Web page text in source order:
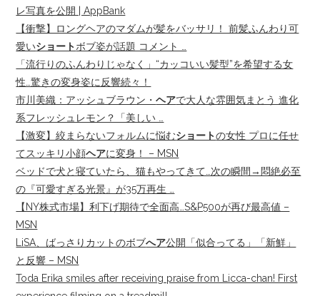
レ写真を公開 | AppBank
【衝撃】ロングヘアのマダムが髪をバッサリ！ 前髪ふんわり可
愛いショートボブ姿が話題 コメント …
「流行りのふんわりじゃなく」“カッコいい髪型”を希望する女
性…驚きの変身姿に反響続々！
市川美織：アッシュブラウン・ヘアで大人な雰囲気まとう 進化
系フレッシュレモン？「美しい …
【激変】絞まらないフォルムに悩むショートの女性 プロに任せ
てスッキリ小顔ヘアに変身！ – MSN
ベッドで犬と寝ていたら、猫もやってきて…次の瞬間→悶絶必至
の『可愛すぎる光景』が35万再生 …
【NY株式市場】利下げ期待で全面高…S&P500が再び最高値 –
MSN
LiSA、ばっさりカットのボブへア公開「似合ってる」「新鮮」
と反響 – MSN
Toda Erika smiles after receiving praise from Licca-chan! First